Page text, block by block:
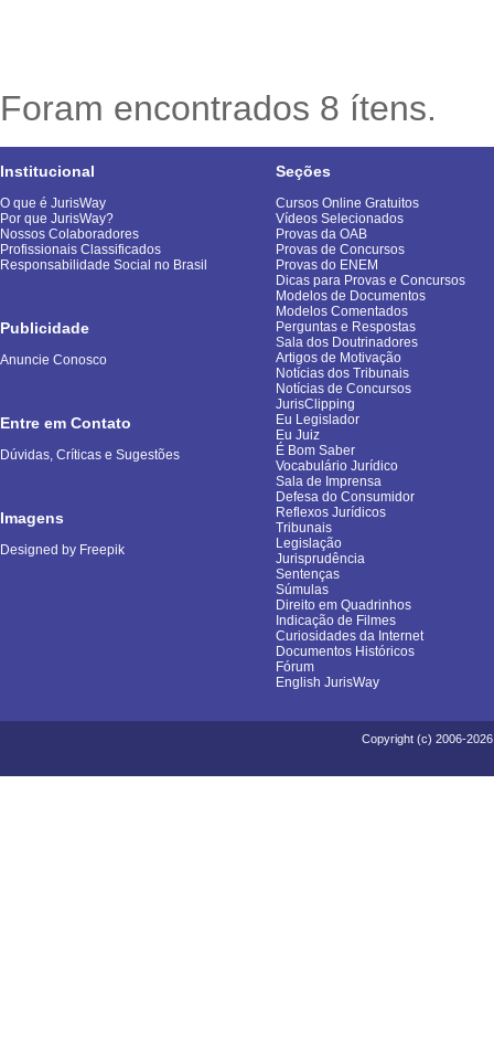
Foram encontrados 8 ítens.
Institucional
O que é JurisWay
Por que JurisWay?
Nossos Colaboradores
Profissionais Classificados
Responsabilidade Social no Brasil
Publicidade
Anuncie Conosco
Entre em Contato
Dúvidas, Críticas e Sugestões
Imagens
Designed by Freepik
Seções
Cursos Online Gratuitos
Vídeos Selecionados
Provas da OAB
Provas de Concursos
Provas do ENEM
Dicas para Provas e Concursos
Modelos de Documentos
Modelos Comentados
Perguntas e Respostas
Sala dos Doutrinadores
Artigos de Motivação
Notícias dos Tribunais
Notícias de Concursos
JurisClipping
Eu Legislador
Eu Juiz
É Bom Saber
Vocabulário Jurídico
Sala de Imprensa
Defesa do Consumidor
Reflexos Jurídicos
Tribunais
Legislação
Jurisprudência
Sentenças
Súmulas
Direito em Quadrinhos
Indicação de Filmes
Curiosidades da Internet
Documentos Históricos
Fórum
English JurisWay
Copyright (c) 2006-